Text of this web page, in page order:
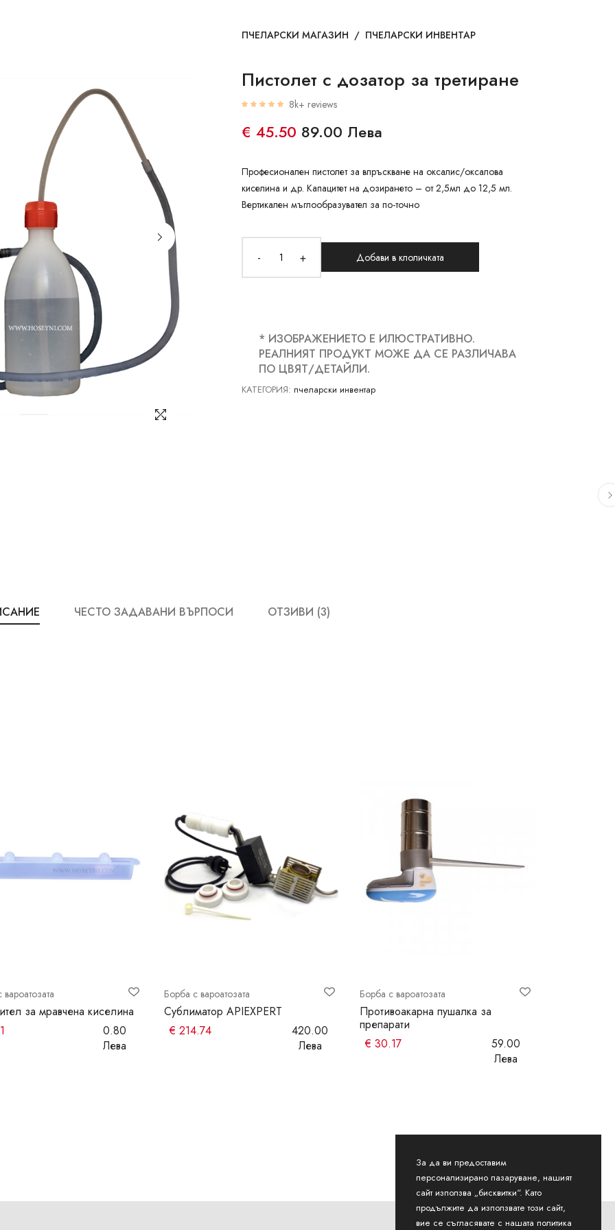
ПЧЕЛАРСКИ МАГАЗИН / ПЧЕЛАРСКИ ИНВЕНТАР
Пистолет с дозатор за третиране
8k+ reviews
€ 45.50 89.00 Лева
Професионален пистолет за впръскване на оксалис/оксалова
киселина и др. Капацитет на дозирането – от 2,5мл до 12,5 мл.
Вертикален мъглообразувател за по-точно
- + Добави в клоличката
* ИЗОБРАЖЕНИЕТО Е ИЛЮСТРАТИВНО.
РЕАЛНИЯТ ПРОДУКТ МОЖЕ ДА СЕ РАЗЛИЧАВА
ПО ЦВЯТ/ДЕТАЙЛИ.
КАТЕГОРИЯ: пчеларски инвентар
ЧЕСТО ЗАДАВАНИ ВЪРПОСИ ОТЗИВИ (3)
за мравчена киселина
0.80
Лева
Борба с вароатозата
Сублиматор APIEXPERT
€ 214.74
420.00
Лева
Борба с вароатозата
Противоакарна пушалка за
препарати
€ 30.17
59.00
Лева
За да ви предоставим
персонализирано пазаруване, нашият
сайт използва „бисквитки“. Като
продължите да използвате този сайт,
вие се съгласявате с нашата политика